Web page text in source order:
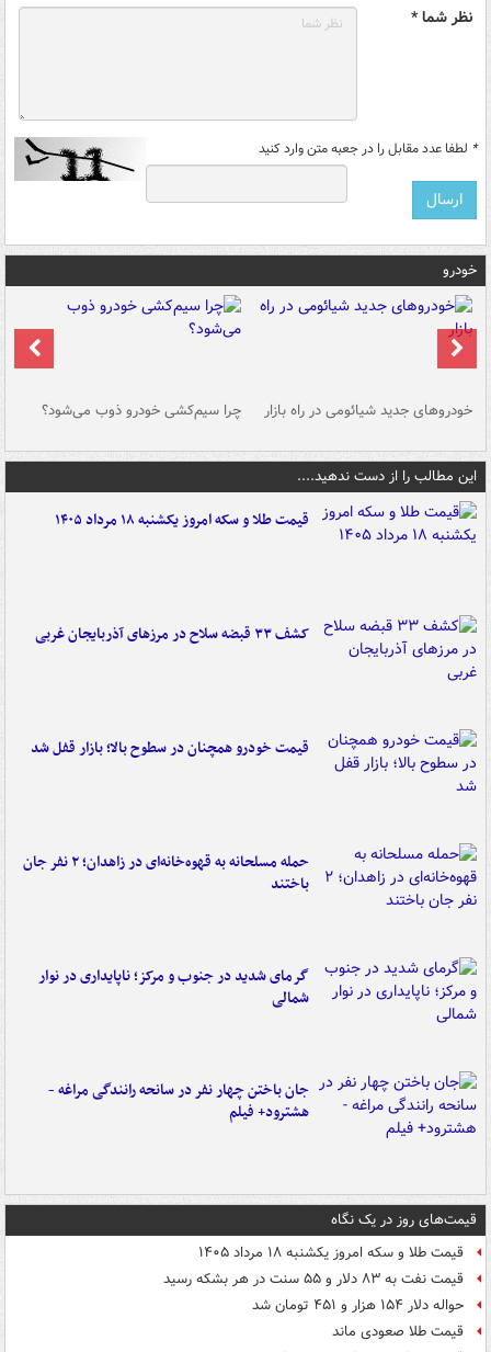
نظر شما *
* لطفا عدد مقابل را در جعبه متن وارد کنید
خودرو
خودروهای جدید شیائومی در راه بازار چرا سیم‌کشی خودرو ذوب می‌شود؟
این مطالب را از دست ندهید....
قیمت طلا و سکه امروز یکشنبه ۱۸ مرداد ۱۴۰۵
کشف ۳۳ قبضه سلاح در مرزهای آذربایجان غربی
قیمت خودرو همچنان در سطوح بالا؛ بازار قفل شد
حمله مسلحانه به قهوه‌خانه‌ای در زاهدان؛ ۲ نفر جان
باختند
گرمای شدید در جنوب و مرکز؛ ناپایداری در نوار
شمالی
جان باختن چهار نفر در سانحه رانندگی مراغه -
هشترود+ فیلم
قیمت‌های روز در یک نگاه
قیمت طلا و سکه امروز یکشنبه ۱۸ مرداد ۱۴۰۵
قیمت نفت به ۸۳ دلار و ۵۵ سنت در هر بشکه رسید
حواله دلار ۱۵۴ هزار و ۴۵۱ تومان شد
قیمت طلا صعودی ماند